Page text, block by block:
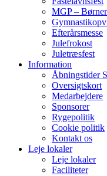
MGP –
Efterårsmesse
Julefrokost
Juletræsfest
Information
Åbningstider
Oversigtskort
Medarbejdere
Sponsorer
Rygepolitik
Cookie politik
Kontakt os
Leje lokaler
Leje lokaler
Faciliteter